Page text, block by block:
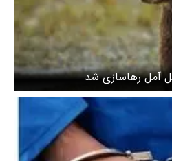
آمل رهاسازی شد